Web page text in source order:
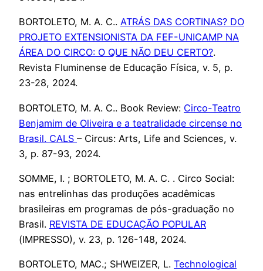
BORTOLETO, M. A. C.. ATRÁS DAS CORTINAS? DO
PROJETO EXTENSIONISTA DA FEF-UNICAMP NA
ÁREA DO CIRCO: O QUE NÃO DEU CERTO?.
Revista Fluminense de Educação Física, v. 5, p.
23-28, 2024.
BORTOLETO, M. A. C.. Book Review: Circo-Teatro
Benjamim de Oliveira e a teatralidade circense no
Brasil. CALS – Circus: Arts, Life and Sciences, v.
3, p. 87-93, 2024.
SOMME, I. ; BORTOLETO, M. A. C. . Circo Social:
nas entrelinhas das produções acadêmicas
brasileiras em programas de pós-graduação no
Brasil. REVISTA DE EDUCAÇÃO POPULAR
(IMPRESSO), v. 23, p. 126-148, 2024.
BORTOLETO, MAC.; SHWEIZER, L. Technological